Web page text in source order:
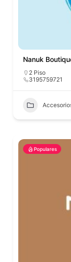
Nanuk
2 Piso
3195759721
Populares